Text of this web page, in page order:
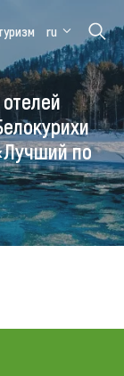
Алтайская
зимовка
ru
по